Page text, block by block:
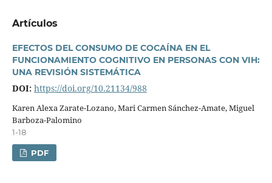
Artí­culos
EFECTOS DEL CONSUMO DE COCAÍNA EN EL
FUNCIONAMIENTO COGNITIVO EN PERSONAS CON VIH:
UNA REVISIÓN SISTEMÁTICA
DOI: https://doi.org/10.21134/988
Karen Alexa Zarate-Lozano, Mari Carmen Sánchez-Amate, Miguel
Barboza-Palomino
1-18
PDF